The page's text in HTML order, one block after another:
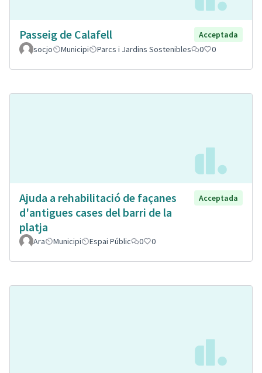
Passeig de Calafell
Acceptada
socjo
Municipi Parcs i Jardins Sostenibles 0 0
Ajuda a rehabilitació de façanes
d'antigues cases del barri de la
platja
Acceptada
Ara Municipi Espai Públic 0 0